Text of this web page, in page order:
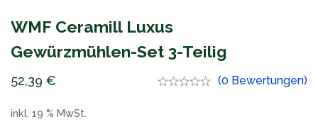
WMF Ceramill Luxus
Gewürzmühlen-Set 3-Teilig
52,39 € (0 Bewertungen)
inkl. 19 % MwSt.